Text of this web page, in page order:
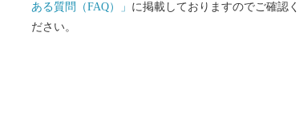
ある質問（FAQ）」 に掲載しておりますのでご確認く
ださい。